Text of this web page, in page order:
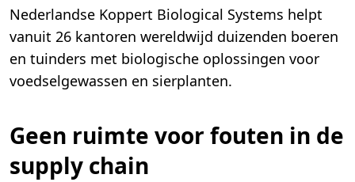
Nederlandse Koppert Biological Systems helpt
vanuit 26 kantoren wereldwijd duizenden boeren
en tuinders met biologische oplossingen voor
voedselgewassen en sierplanten.
Geen ruimte voor fouten in de
supply chain